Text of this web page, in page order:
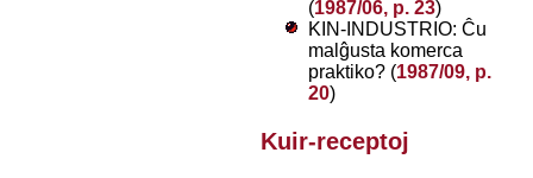
(1987/06, p. 23)
KIN-INDUSTRIO: Ĉu
malĝusta komerca
praktiko? (1987/09, p.
20)
Kuir-receptoj